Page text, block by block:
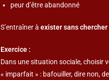
peur d’être abandonné
S’entraîner à exister sans chercher
Exercice :
Dans une situation sociale, choisir
« imparfait » : bafouiller, dire non,